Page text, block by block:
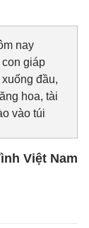
nay
con giáp
đầu,
hoa, tài
vào túi
Việt Nam